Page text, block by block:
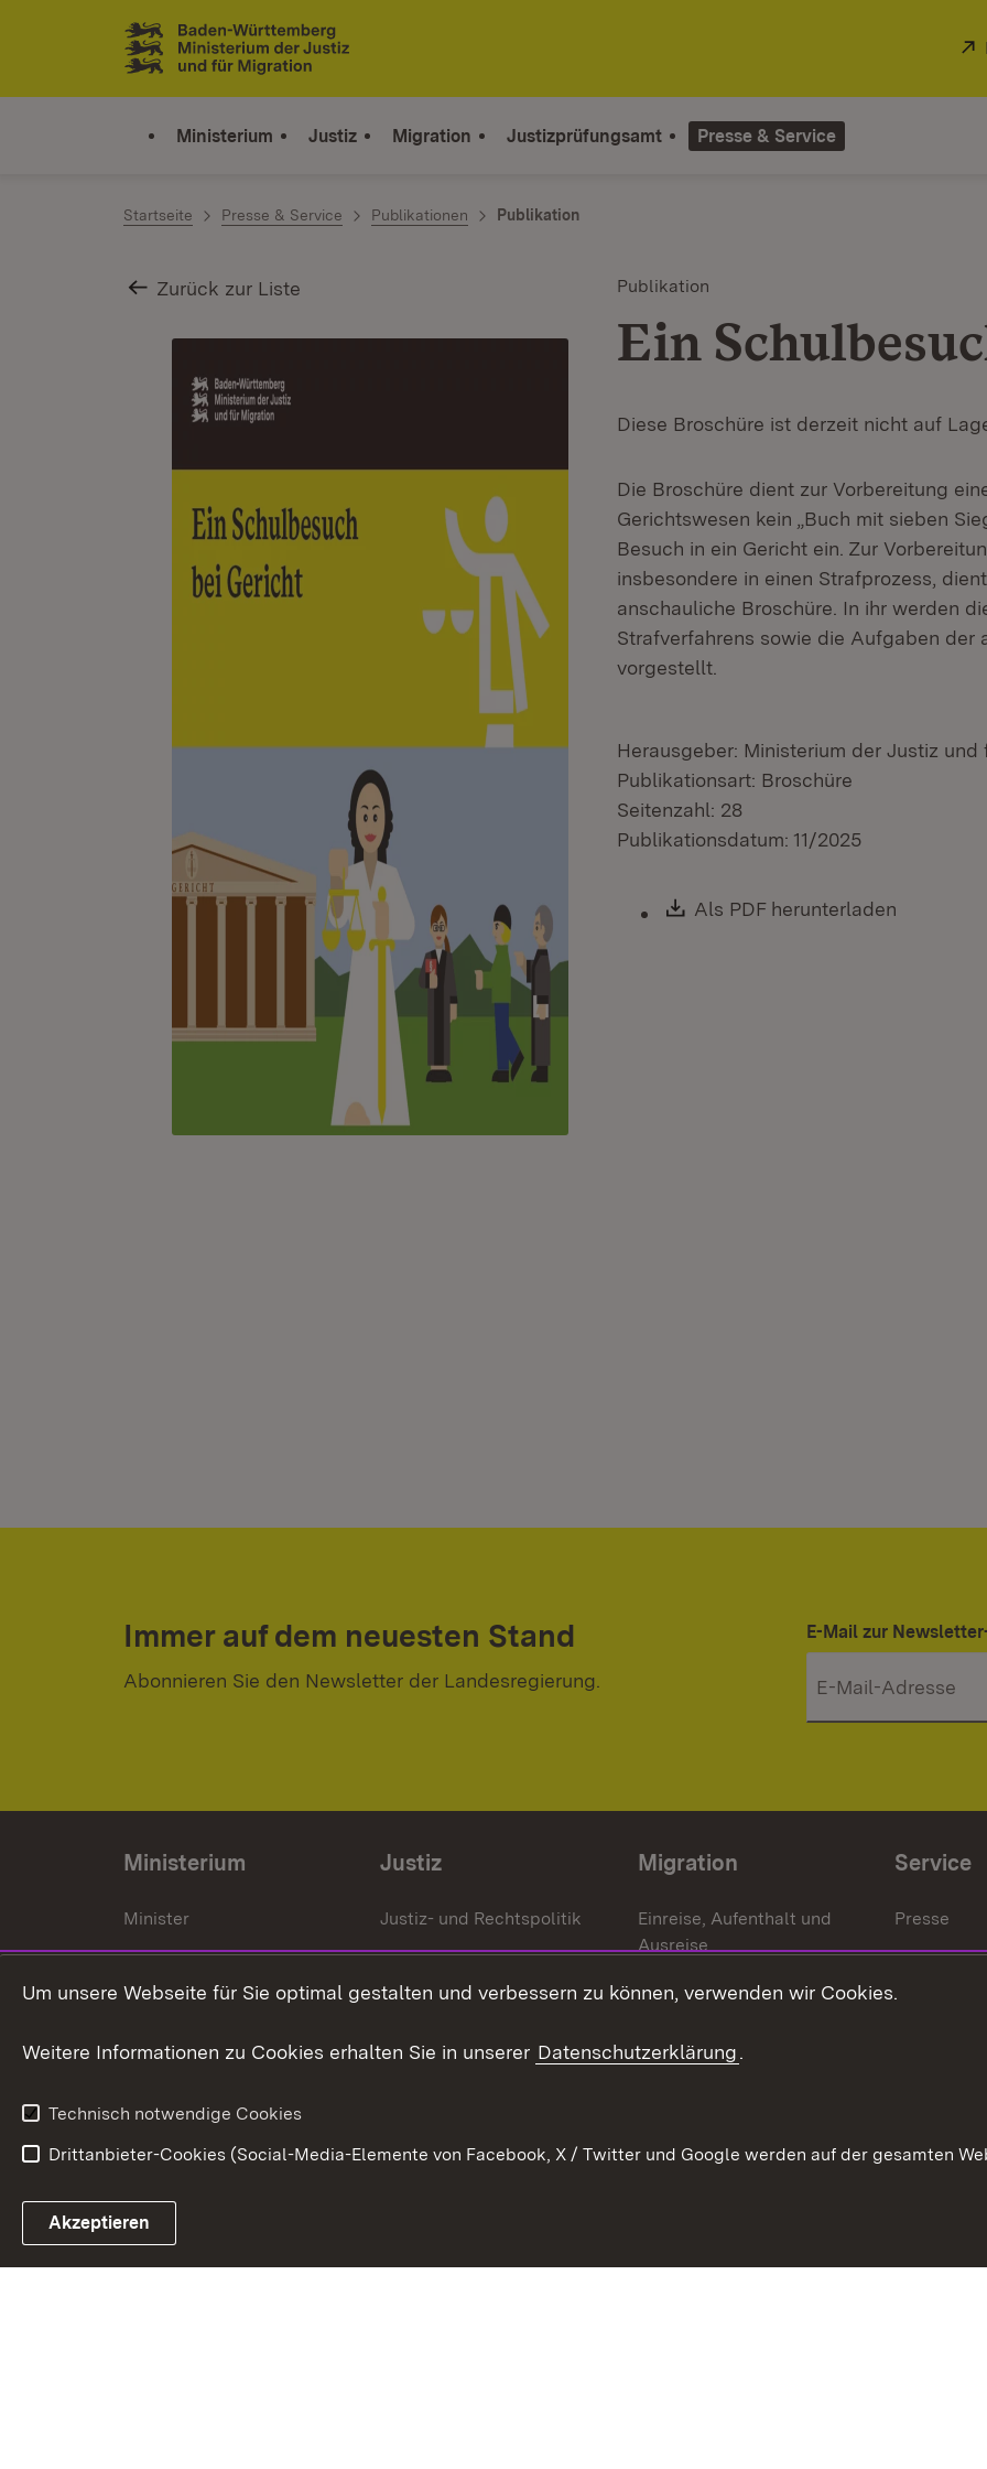
Zum Inhalt springen
Link zur Startseite
Ministerium Justiz Migration Justizprüfungsamt Presse & Service
Startseite Presse & Service Publikationen Publikation
Zurück zur Liste Publikation
Ein
Diese Broschüre ist derzeit nicht auf
Die Broschüre dient zur Vorbereitung
Gerichtswesen kein „Buch mit sieben
Besuch in ein Gericht ein. Zur
insbesondere in einen Strafprozess,
anschauliche Broschüre. In ihr werden
Strafverfahrens sowie die Aufgaben der
vorgestellt.
Herausgeber: Ministerium der Justiz und
Publikationsart: Broschüre
Seitenzahl: 28
Publikationsdatum: 11/2025
Download:
Als PDF herunterladen
Immer auf dem neuesten Stand
Abonnieren Sie den Newsletter der Landesregierung.
E-Mail zur
Ministerium
Minister
Staatssekrektär
Ministerialdirektorin
Organigramm
Justiz
Justiz- und Rechtspolitik
Gerichte und
Staatsanwaltschaften
Migration
Einreise, Aufenthalt und
Ausreise
Asylbewerber und
Erlasse und
Service
Presse
Link zum Landesportal
Um unsere Webseite für Sie optimal gestalten und verbessern zu können, verwenden wir Cookies.
Weitere Informationen zu Cookies erhalten Sie in unserer Datenschutzerklärung.
Technisch notwendige Cookies
Drittanbieter-Cookies (Social-Media-Elemente von Facebook, X / Twitter und Google werden auf der gesamten
Akzeptieren